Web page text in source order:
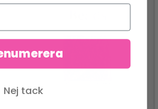
Nej tack